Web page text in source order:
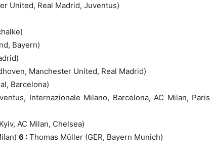
United, Real Madrid, Juventus)
Bayern)
Manchester United, Real Madrid)
Barcelona)
Internazionale Milano, Barcelona, AC Milan, Paris
AC Milan, Chelsea)
6 : Thomas Müller (GER, Bayern Munich)